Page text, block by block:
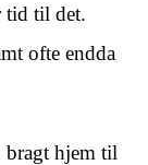
tid til det.
ofte endda
bragt hjem til